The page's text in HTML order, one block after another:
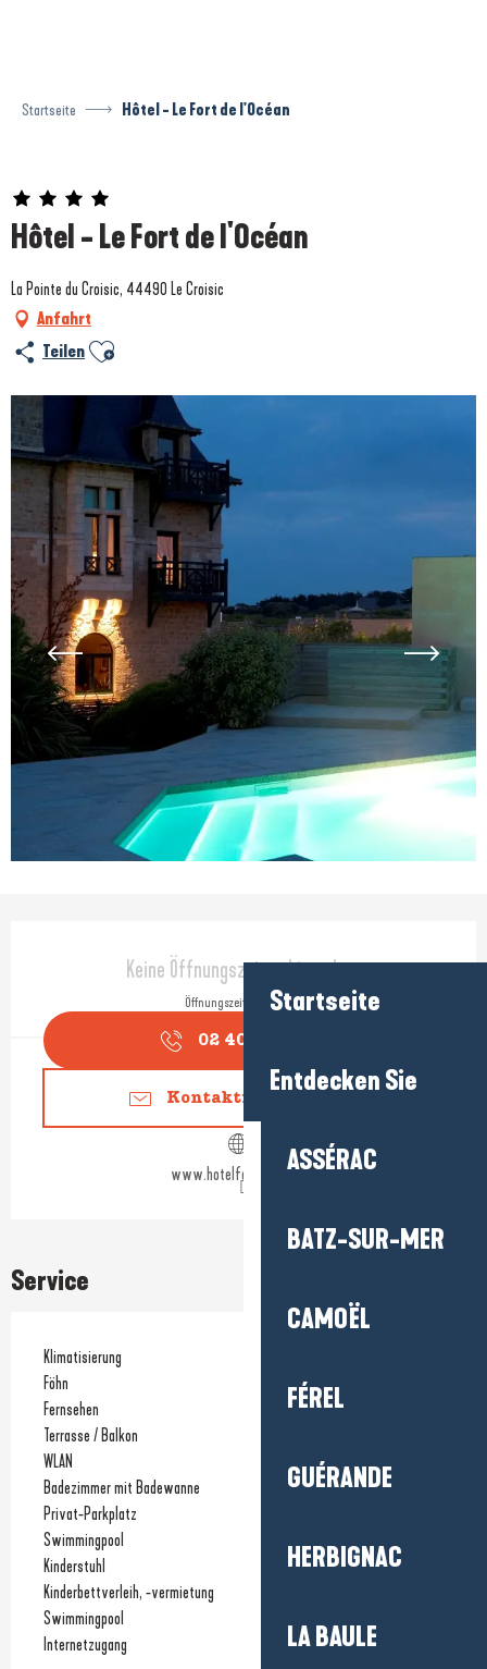
Startseite
Entdecken Sie
ASSÉRAC
BATZ-SUR-MER
CAMOËL
FÉREL
GUÉRANDE
HERBIGNAC
LA BAULE
Startseite Hôtel - Le Fort de l'Océan
Hôtel - Le Fort de l'Océan
Prestataire engagé dans une démarche environnementale
La Pointe du Croisic, 44490 Le Croisic
Anfahrt
Teilen Ajouter aux favoris
Öffnungszeiten & Kontaktdaten
Keine Öffnungszeiten hinterlegt
Öffnungszeiten ansehen
02 40 15 77
Kontaktieren Sie uns
www.hotelfortocean.com
Service
Klimatisierung
Föhn
Fernsehen
Terrasse / Balkon
WLAN
Badezimmer mit Badewanne
Privat-Parkplatz
Swimmingpool
Kinderstuhl
Kinderbettverleih, -vermietung
Swimmingpool
Internetzugang